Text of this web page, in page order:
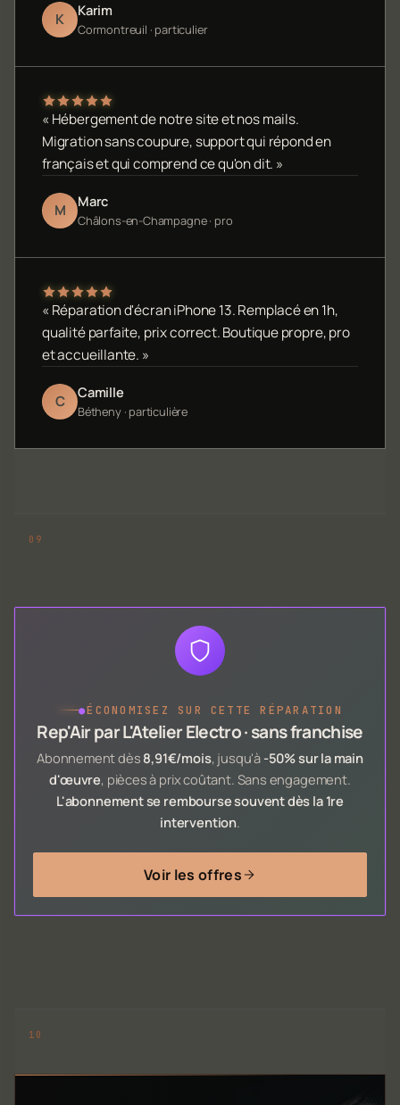
K Karim
Cormontreuil · particulier
« Hébergement de notre site et nos mails.
Migration sans coupure, support qui répond en
français et qui comprend ce qu'on dit. »
M Marc
Châlons-en-Champagne · pro
« Réparation d'écran iPhone 13. Remplacé en 1h,
qualité parfaite, prix correct. Boutique propre, pro
et accueillante. »
C Camille
Bétheny · particulière
●ÉCONOMISEZ SUR CETTE RÉPARATION
Rep'Air par L'Atelier Electro · sans franchise
Abonnement dès 8,91€/mois, jusqu'à -50% sur la main
d'œuvre, pièces à prix coûtant. Sans engagement.
L'abonnement se rembourse souvent dès la 1re
intervention.
Voir les offres